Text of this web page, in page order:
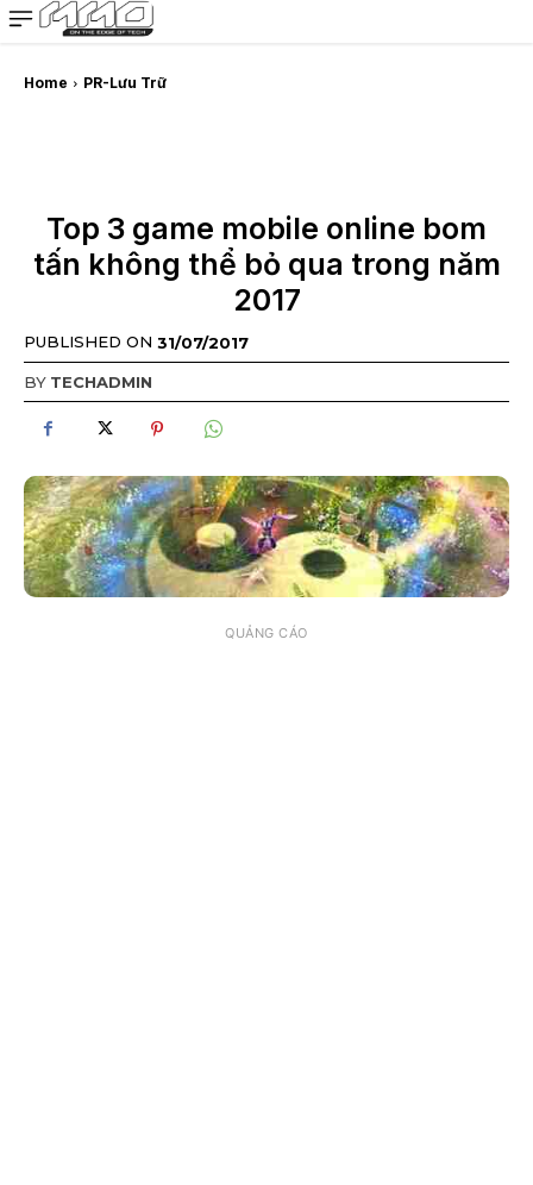
MMOSITE - Thông tin công nghệ
Bài viết nổi bật
Home PR-Lưu Trữ
Top 3 game mobile online bom
tấn không thể bỏ qua trong năm
2017
PUBLISHED ON 31/07/2017
BY TECHADMIN
QUẢNG CÁO